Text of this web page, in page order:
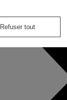
Refuser tout